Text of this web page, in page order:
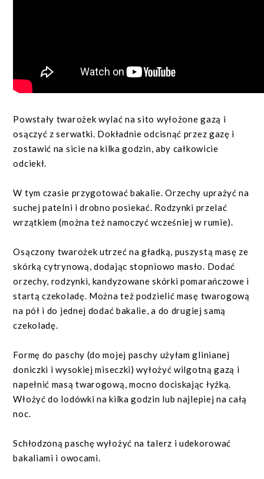
Powstały twarożek wylać na sito wyłożone gazą i
osączyć z serwatki. Dokładnie odcisnąć przez gazę i
zostawić na sicie na kilka godzin, aby całkowicie
odciekł.
W tym czasie przygotować bakalie. Orzechy uprażyć na
suchej patelni i drobno posiekać. Rodzynki przelać
wrzątkiem (można też namoczyć wcześniej w rumie).
Osączony twarożek utrzeć na gładką, puszystą masę ze
skórką cytrynową, dodając stopniowo masło. Dodać
orzechy, rodzynki, kandyzowane skórki pomarańczowe i
startą czekoladę. Można też podzielić masę twarogową
na pół i do jednej dodać bakalie, a do drugiej samą
czekoladę.
Formę do paschy (do mojej paschy użyłam glinianej
doniczki i wysokiej miseczki) wyłożyć wilgotną gazą i
napełnić masą twarogową, mocno dociskając łyżką.
Włożyć do lodówki na kilka godzin lub najlepiej na całą
noc.
Schłodzoną paschę wyłożyć na talerz i udekorować
bakaliami i owocami.